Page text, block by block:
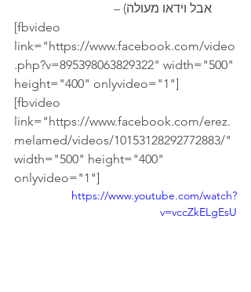
אבל וידאו מעולה) –
[fbvideo
link="https://www.facebook.com/video
.php?v=895398063829322" width="500"
height="400" onlyvideo="1"]
[fbvideo
link="https://www.facebook.com/erez.
melamed/videos/10153128292772883/"
width="500" height="400"
onlyvideo="1"]
https://www.youtube.com/watch?
v=vccZkELgEsU